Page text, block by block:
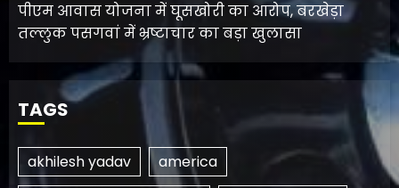
पीएम आवास योजना में घूसखोरी का आरोप, बरखेड़ा
तल्लुक पसगवां में भ्रष्टाचार का बड़ा खुलासा
TAGS
akhilesh yadav
america